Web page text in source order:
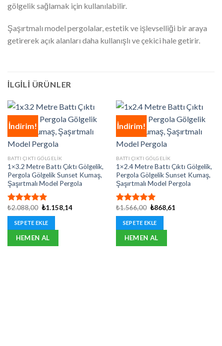
gölgelik sağlamak için kullanılabilir.
Şaşırtmalı model pergolalar, estetik ve işlevselliği bir araya
getirerek açık alanları daha kullanışlı ve çekici hale getirir.
İLGILI ÜRÜNLER
İndirim!
BATTI ÇIKTI GÖLGELIK
1×3.2 Metre Battı Çıktı Gölgelik,
Pergola Gölgelik Sunset Kumaş,
Şaşırtmalı Model Pergola
5 üzerinden
5.00oy
aldı
₺2.088,00 Orijinal
₺2.088,00.
₺1.158,14Şu
SEPETE EKLE
HEMEN AL
İndirim!
BATTI ÇIKTI GÖLGELIK
1×2.4 Metre Battı Çıktı Gölgelik,
Pergola Gölgelik Sunset Kumaş,
Şaşırtmalı Model Pergola
5 üzerinden
5.00oy
aldı
₺1.566,00 Orijinal
₺1.566,00.
₺868,61
SEPETE EKLE
HEMEN AL